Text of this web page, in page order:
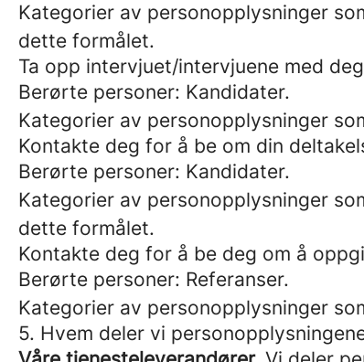
Kategorier av personopplysninger
dette formålet.
Ta opp intervjuet/intervjuene med
Berørte personer: Kandidater.
Kategorier av personopplysninger
Kontakte deg for å be om din
Berørte personer: Kandidater.
Kategorier av personopplysninger
dette formålet.
Kontakte deg for å be deg om å
Berørte personer: Referanser.
Kategorier av personopplysninger
5. Hvem deler vi